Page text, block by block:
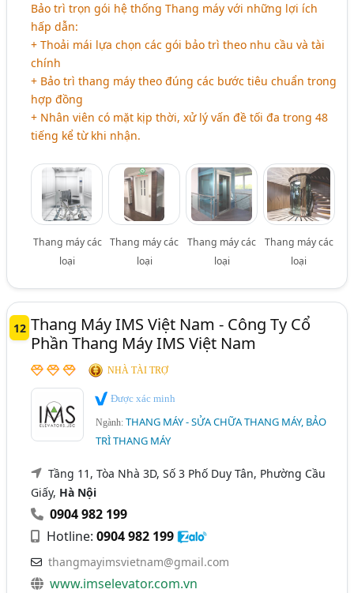
Bảo trì trọn gói hệ thống Thang máy với những lợi ích
hấp dẫn:
+ Thoải mái lựa chọn các gói bảo trì theo nhu cầu và tài
chính
+ Bảo trì thang máy theo đúng các bước tiêu chuẩn trong
hợp đồng
+ Nhân viên có mặt kịp thời, xử lý vấn đề tối đa trong 48
tiếng kể từ khi nhận.
Thang máy các
loại
Thang máy các
loại
Thang máy các
loại
Thang máy các
loại
12 Thang Máy IMS Việt Nam - Công Ty Cổ
Phần Thang Máy IMS Việt Nam
NHÀ TÀI TRỢ
Được xác minh
Ngành:THANG MÁY - SỬA CHỮA THANG MÁY, BẢO
TRÌ THANG MÁY
Tầng 11, Tòa Nhà 3D, Số 3 Phố Duy Tân, Phường Cầu
Giấy, Hà Nội
0904 982 199
Hotline:0904 982 199
thangmayimsvietnam@gmail.com
www.imselevator.com.vn